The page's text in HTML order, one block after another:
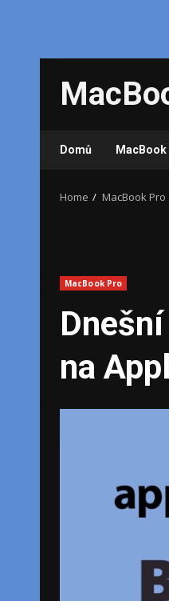
content
Domů MacBook
Home MacBook Pro
MacBook Pro
na